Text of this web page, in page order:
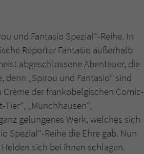
und Fantasio Spezial“-Reihe. In
Reporter Fantasio außerhalb
abgeschlossene Abenteuer, die
„Spirou und Fantasio“ sind
der frankobelgischen Comic-
„Münchhausen“,
gelungenes Werk, welches sich
Spezial“-Reihe die Ehre gab. Nun
sich bei ihnen schlagen.